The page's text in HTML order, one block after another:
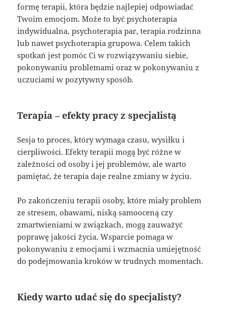
formę terapii, która będzie najlepiej odpowiadać
Twoim emocjom. Może to być psychoterapia
indywidualna, psychoterapia par, terapia rodzinna
lub nawet psychoterapia grupowa. Celem takich
spotkań jest pomóc Ci w rozwiązywaniu siebie,
pokonywaniu problemami oraz w pokonywaniu z
uczuciami w pozytywny sposób.
Terapia – efekty pracy z specjalistą
Sesja to proces, który wymaga czasu, wysiłku i
cierpliwości. Efekty terapii mogą być różne w
zależności od osoby i jej problemów, ale warto
pamiętać, że terapia daje realne zmiany w życiu.
Po zakończeniu terapii osoby, które miały problem
ze stresem, obawami, niską samooceną czy
zmartwieniami w związkach, mogą zauważyć
poprawę jakości życia. Wsparcie pomaga w
pokonywaniu z emocjami i wzmacnia umiejętność
do podejmowania kroków w trudnych momentach.
Kiedy warto udać się do specjalisty?